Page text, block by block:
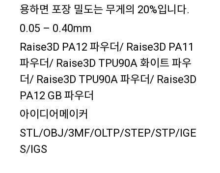
용하면 포장 밀도는 무게의 20%입니다.
0.05 – 0.40mm
Raise3D PA12 파우더/ Raise3D PA11
파우더/ Raise3D TPU90A 화이트 파우
더/ Raise3D TPU90A 파우더/ Raise3D
PA12 GB 파우더
아이디어메이커
STL/OBJ/3MF/OLTP/STEP/STP/IGE
S/IGS